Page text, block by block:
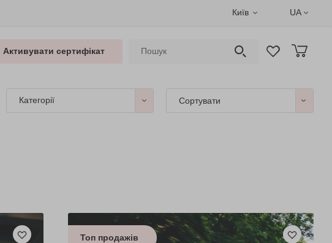
Київ UA
Активувати сертифікат
Категорії Сортувати
Топ продажів